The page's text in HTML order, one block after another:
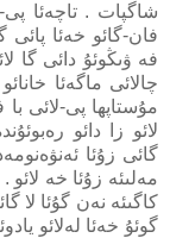
شاگپات . تاچەئا پى-
فان-گائو خەئا پائى
فە ۋىڭوئۇ دائى گا
چالائى ماگەئا
مۇستاپھا پى-لائى
لائو زا دائو
گائى زۇئا
مەلىئە زۇئا خە لائو .
كاگىئە نەن گۇئا لا
گوئۇ خەئا لەلائو